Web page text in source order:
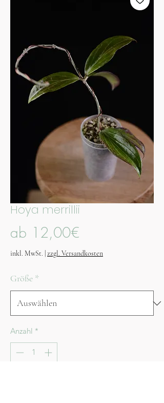
Hoya merrillii
ab 12,00€
Preis
inkl. MwSt. zzgl. Versandkosten
Größe *
Anzahl *